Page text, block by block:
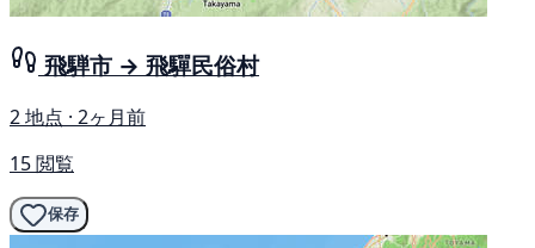
飛騨市 → 飛驒民俗村
2 地点 · 2ヶ月前
15 閲覧
保存